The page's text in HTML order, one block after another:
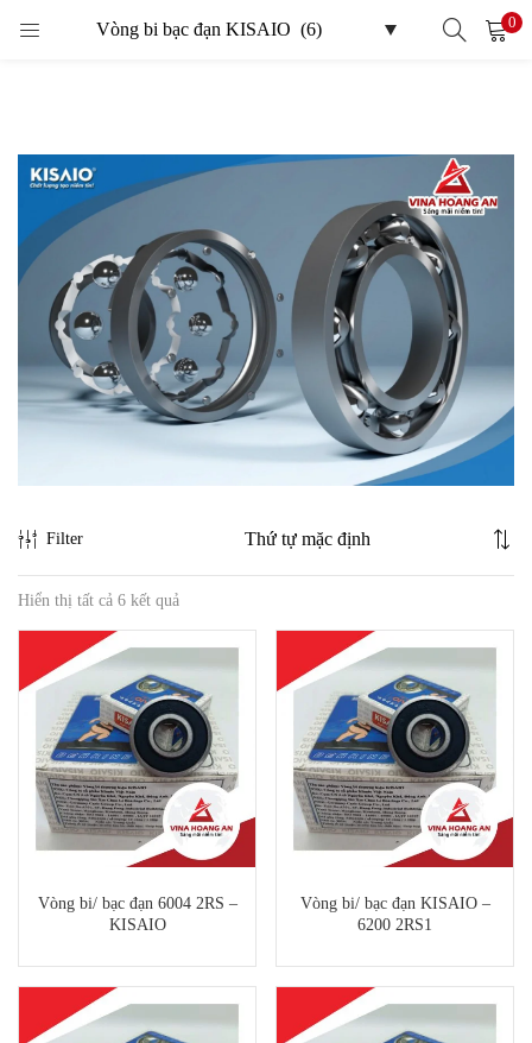
0
Filter
Hiển thị tất cả 6 kết quả
Vòng bi/ bạc đạn 6004 2RS –
KISAIO
Vòng bi/ bạc đạn KISAIO –
6200 2RS1
LOGIN
Remember me
Login
Lost password?